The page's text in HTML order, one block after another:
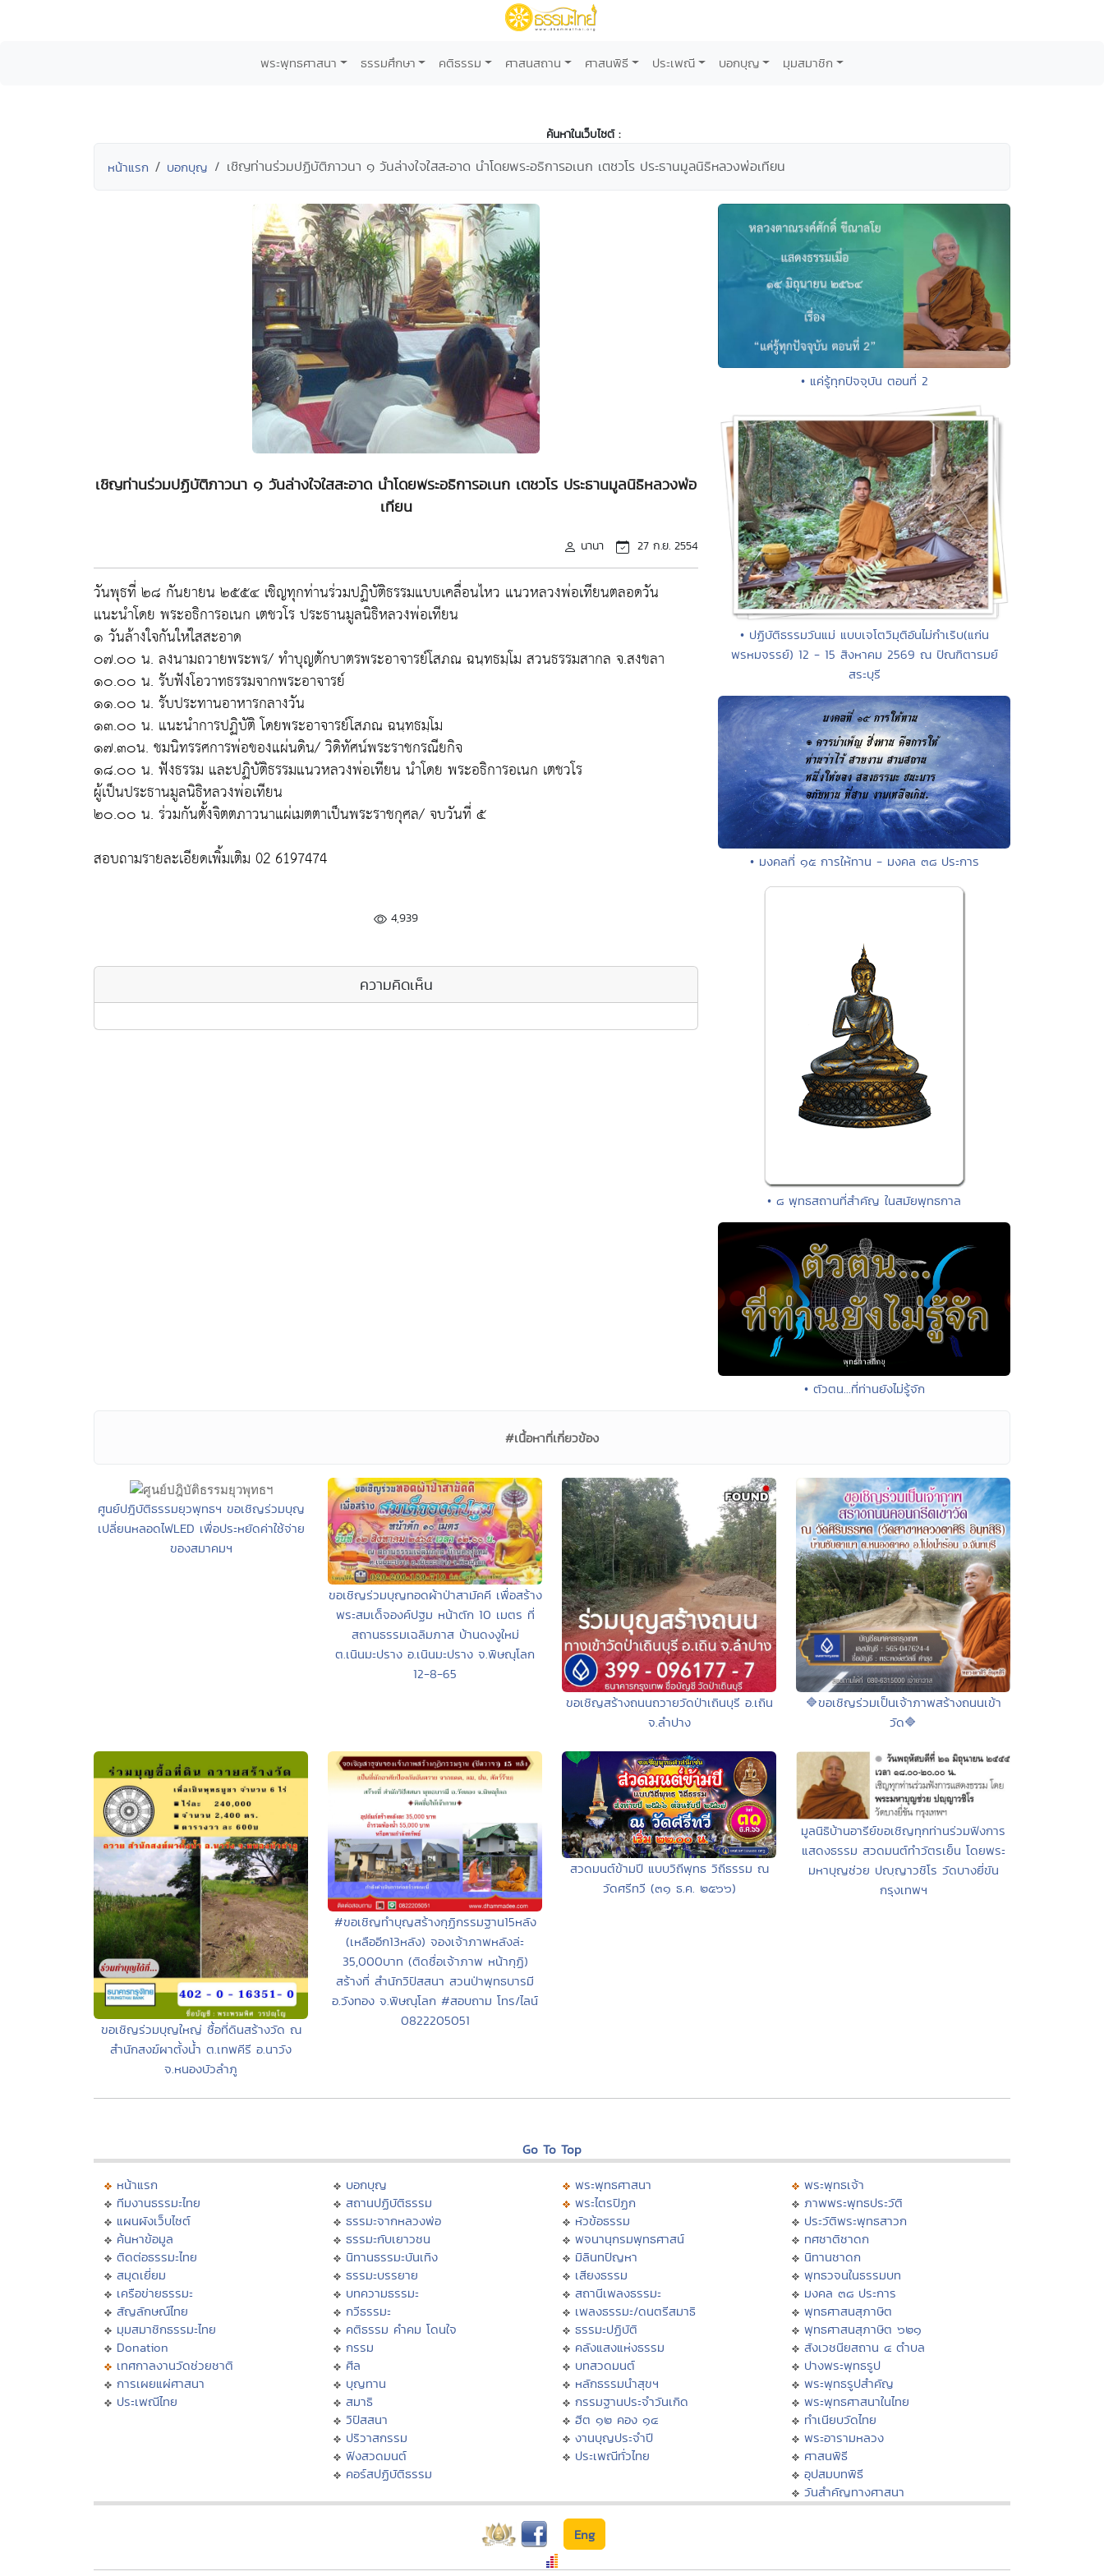
พระพุทธศาสนา ธรรมศึกษา คติธรรม ศาสนสถาน ศาสนพิธี ประเพณี บอกบุญ มุมสมาชิก
ค้นหาในเว็บไซต์ :
หน้าแรก บอกบุญ เชิญท่านร่วมปฏิบัติภาวนา ๑ วันล่างใจใสสะอาด นำโดยพระอธิการอเนก เตชวโร ประธานมูลนิธิหลวงพ่อเทียน
เชิญท่านร่วมปฏิบัติภาวนา ๑ วันล่างใจใสสะอาด นำโดยพระอธิการอเนก เตชวโร ประธานมูลนิธิหลวงพ่อ
เทียน
นานา 27 ก.ย. 2554
วันพุธที่ ๒๘ กันยายน ๒๕๕๔ เชิญทุกท่านร่วมปฏิบัติธรรมแบบเคลื่อนไหว แนวหลวงพ่อเทียนตลอดวัน
แนะนำโดย พระอธิการอเนก เตชวโร ประธานมูลนิธิหลวงพ่อเทียน
๑ วันล้างใจกันให่ใสสะอาด
๐๗.๐๐ น. ลงนามถวายพระพร/ ทำบุญตักบาตรพระอาจารย์โสภณ ฉนฺทธมฺโม สวนธรรมสากล จ.สงขลา
๑๐.๐๐ น. รับฟังโอวาทธรรมจากพระอาจารย์
๑๑.๐๐ น. รับประทานอาหารกลางวัน
๑๓.๐๐ น. แนะนำการปฏิบัติ โดยพระอาจารย์โสภณ ฉนฺทธมฺโม
๑๗.๓๐น. ชมนิทรรศการพ่อของแผ่นดิน/ วิดิทัศน์พระราชกรณียกิจ
๑๘.๐๐ น. ฟังธรรม และปฏิบัติธรรมแนวหลวงพ่อเทียน นำโดย พระอธิการอเนก เตชวโร
ผู้เป็นประธานมูลนิธิหลวงพ่อเทียน
๒๐.๐๐ น. ร่วมกันตั้งจิตตภาวนาแผ่เมตตาเป็นพระราชกุศล/ จบวันที่ ๕
สอบถามรายละเอียดเพิ้มเติม 02 6197474
4,939
ความคิดเห็น
• แค่รู้ทุกปัจจุบัน ตอนที่ 2
• ปฏิบัติธรรมวันแม่ แบบเจโตวิมุติอันไม่กำเริบ(แก่น
พรหมจรรย์) 12 - 15 สิงหาคม 2569 ณ ปัณฑิตารมย์
สระบุรี
• มงคลที่ ๑๕ การให้ทาน - มงคล ๓๘ ประการ
• ๘ พุทธสถานที่สำคัญ ในสมัยพุทธกาล
• ตัวตน...ที่ท่านยังไม่รู้จัก
#เนื้อหาที่เกี่ยวข้อง
ศูนย์ปฎิบัติธรรมยุวพุทธฯ ขอเชิญร่วมบุญ
เปลี่ยนหลอดไฟLED เพื่อประหยัดค่าใช้จ่าย
ของสมาคมฯ
ขอเชิญร่วมบุญทอดผ้าป่าสามัคคี เพื่อสร้าง
พระสมเด็จองค์ปฐม หน้าตัก 10 เมตร ที่
สถานธรรมเฉลิมภาส บ้านดงงูใหม่
ต.เนินมะปราง อ.เนินมะปราง จ.พิษณุโลก
12-8-65
ขอเชิญสร้างถนนถวายวัดป่าเถินบุรี อ.เถิน
จ.ลำปาง
🔷ขอเชิญร่วมเป็นเจ้าภาพสร้างถนนเข้า
วัด🔷
ขอเชิญร่วมบุญใหญ่ ซื้อที่ดินสร้างวัด ณ
สำนักสงฆ์ผาตั้งน้ำ ต.เทพคีรี อ.นาวัง
จ.หนองบัวลำภู
#ขอเชิญทำบุญสร้างกุฏิกรรมฐาน15หลัง
(เหลืออีก13หลัง) จองเจ้าภาพหลังล่ะ
35,000บาท (ติดชื่อเจ้าภาพ หน้ากุฏิ)
สร้างที่ สำนักวิปัสสนา สวนป่าพุทธบารมี
อ.วังทอง จ.พิษณุโลก #สอบถาม โทร/ไลน์
0822205051
สวดมนต์ข้ามปี แบบวิถีพุทธ วิถีธรรม ณ
วัดศรีทวี (๓๑ ธ.ค. ๒๕๖๖)
มูลนิธิบ้านอารีย์ขอเชิญทุกท่านร่วมฟังการ
แสดงธรรม สวดมนต์ทำวัตรเย็น โดยพระ
มหาบุญช่วย ปญฺญาวชิโร วัดบางยี่ขัน
กรุงเทพฯ
Go To Top
หน้าแรก
ทีมงานธรรมะไทย
แผนผังเว็บไซต์
ค้นหาข้อมูล
ติดต่อธรรมะไทย
สมุดเยี่ยม
เครือข่ายธรรมะ
สัญลักษณ์ไทย
มุมสมาชิกธรรมะไทย
Donation
เทศกาลงานวัดช่วยชาติ
การเผยแผ่ศาสนา
ประเพณีไทย
บอกบุญ
สถานปฏิบัติธรรม
ธรรมะจากหลวงพ่อ
ธรรมะกับเยาวชน
นิทานธรรมะบันเทิง
ธรรมะบรรยาย
บทความธรรมะ
กวีธรรมะ
คติธรรม คำคม โดนใจ
กรรม
ศีล
บุญทาน
สมาธิ
วิปัสสนา
ปริวาสกรรม
ฟังสวดมนต์
คอร์สปฏิบัติธรรม
พระพุทธศาสนา
พระไตรปิฏก
หัวข้อธรรม
พจนานุกรมพุทธศาสน์
มิลินทปัญหา
เสียงธรรม
สถานีเพลงธรรมะ
เพลงธรรมะ/ดนตรีสมาธิ
ธรรมะปฏิบัติ
คลังแสงแห่งธรรม
บทสวดมนต์
หลักธรรมนำสุขฯ
กรรมฐานประจำวันเกิด
ฮีต ๑๒ คอง ๑๔
งานบุญประจำปี
ประเพณีทั่วไทย
พระพุทธเจ้า
ภาพพระพุทธประวัติ
ประวัติพระพุทธสาวก
ทศชาติชาดก
นิทานชาดก
พุทธวจนในธรรมบท
มงคล ๓๘ ประการ
พุทธศาสนสุภาษิต
พุทธศาสนสุภาษิต ๖๒๑
สังเวชนียสถาน ๔ ตำบล
ปางพระพุทธรูป
พระพุทธรูปสำคัญ
พระพุทธศาสนาในไทย
ทำเนียบวัดไทย
พระอารามหลวง
ศาสนพิธี
อุปสมบทพิธี
วันสำคัญทางศาสนา
Eng